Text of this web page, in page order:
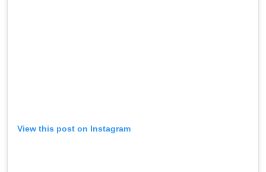
View this post on Instagram